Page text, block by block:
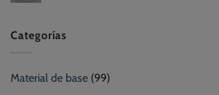
Categorías
Material de base (99)